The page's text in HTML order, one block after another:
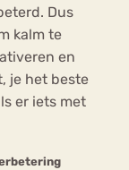
Dus
kalm te
en
je het beste
er iets met